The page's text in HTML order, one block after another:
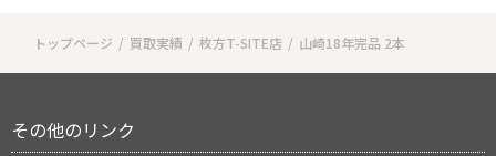
トップページ 買取実績 枚方T-SITE店 山崎18年完品 2本
その他のリンク